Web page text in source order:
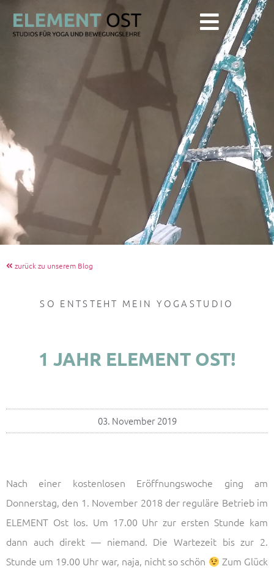
zurück zu unserem Blog
SO ENTSTEHT MEIN YOGASTUDIO
1 JAHR ELEMENT OST!
03. November 2019
Nach einer kostenlosen Eröffnungswoche ging am
Donnerstag, den 1. November 2018 der reguläre Betrieb im
ELEMENT Ost los. Um 17.00 Uhr zur ersten Stunde kam
dann auch direkt — niemand. Die Wartezeit bis zur 2.
Stunde um 19.00 Uhr war, naja, nicht so schön
Zum Glück